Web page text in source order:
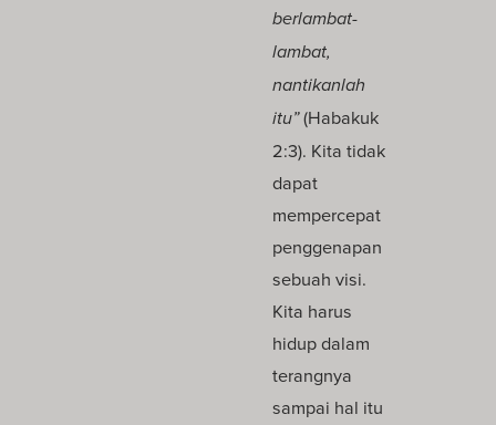
berlambat-
lambat,
nantikanlah
itu”(Habakuk
2:3). Kita tidak
dapat
mempercepat
penggenapan
sebuah visi.
Kita harus
hidup dalam
terangnya
sampai hal itu